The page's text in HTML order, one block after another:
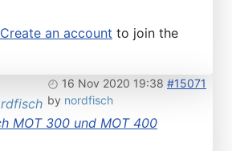
Create an account to join the
16 Nov 2020 19:38 #15071
by nordfisch
MOT 300 und MOT 400